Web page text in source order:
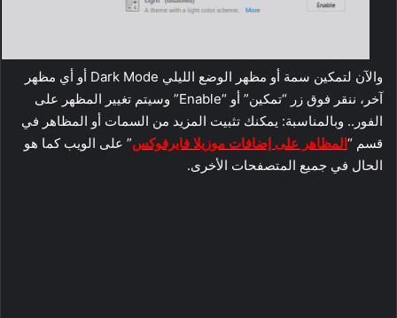
والآن لتمكين سمة أو مظهر الوضع الليلي Dark Mode أو أي مظهر
آخر، ننقر فوق زر “تمكين” أو “Enable” وسيتم تغيير المظهر على
الفور.. وبالمناسبة: يمكنك تثبيت المزيد من السمات أو المظاهر في
قسم “ المظاهر على إضافات موزيلا فايرفوكس” على الويب كما هو
الحال في جميع المتصفحات الأخرى.